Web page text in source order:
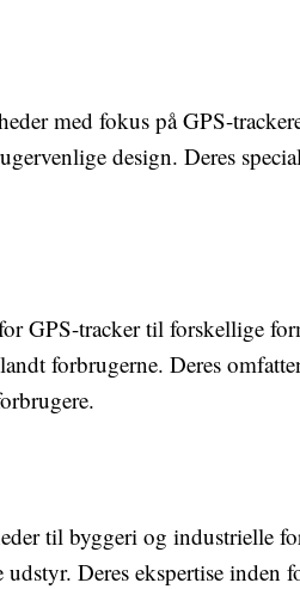
med fokus på GPS-
design. Deres
GPS-tracker til forskellige
forbrugerne. Deres
til byggeri og industrielle
Deres ekspertise inden